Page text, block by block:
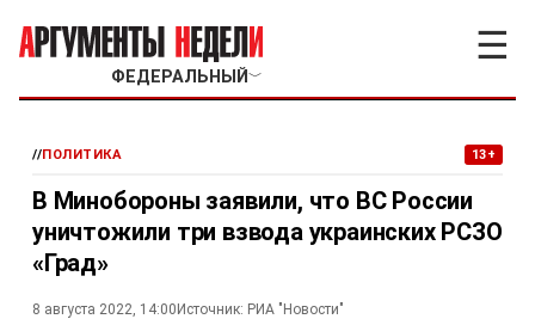
ФЕДЕРАЛЬНЫЙ ﹀
☰
//ПОЛИТИКА 13+
В Минобороны заявили, что ВС России
уничтожили три взвода украинских РСЗО
«Град»
8 августа 2022, 14:00 Источник: РИА "Новости"